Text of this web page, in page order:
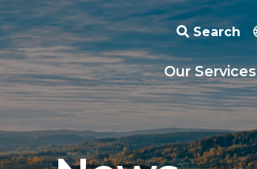
Search
Our Services